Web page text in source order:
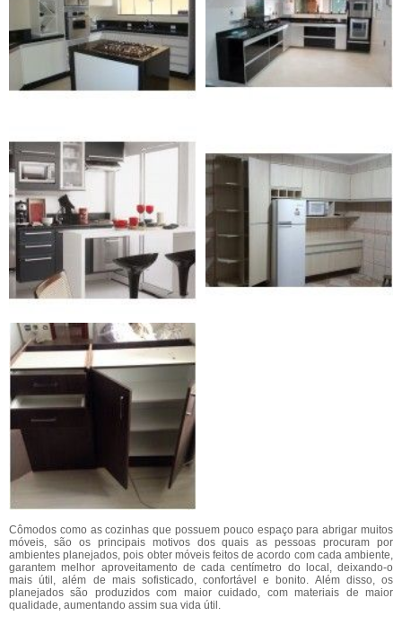
Cômodos como as cozinhas que possuem pouco espaço para abrigar muitos
móveis, são os principais motivos dos quais as pessoas procuram por
ambientes planejados, pois obter móveis feitos de acordo com cada ambiente,
garantem melhor aproveitamento de cada centímetro do local, deixando-o
mais útil, além de mais sofisticado, confortável e bonito. Além disso, os
planejados são produzidos com maior cuidado, com materiais de maior
qualidade, aumentando assim sua vida útil.